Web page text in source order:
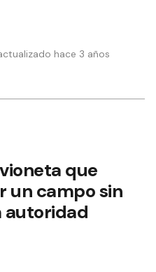
hace 3 años
que
un campo sin
autoridad